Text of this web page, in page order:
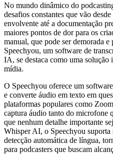
No mundo dinâmico do
desafios constantes que vão
envolvente até a documentação
maiores pontos de dor para os
manual, que pode ser demorada
Speechyou, um software de
IA, se destaca como uma solução
mídia.
O Speechyou oferece um
e converte áudio em texto em
plataformas populares como
captura áudio tanto do microfone
que nenhum detalhe importante
Whisper AI, o Speechyou suporta
detecção automática de língua,
para podcasters que buscam